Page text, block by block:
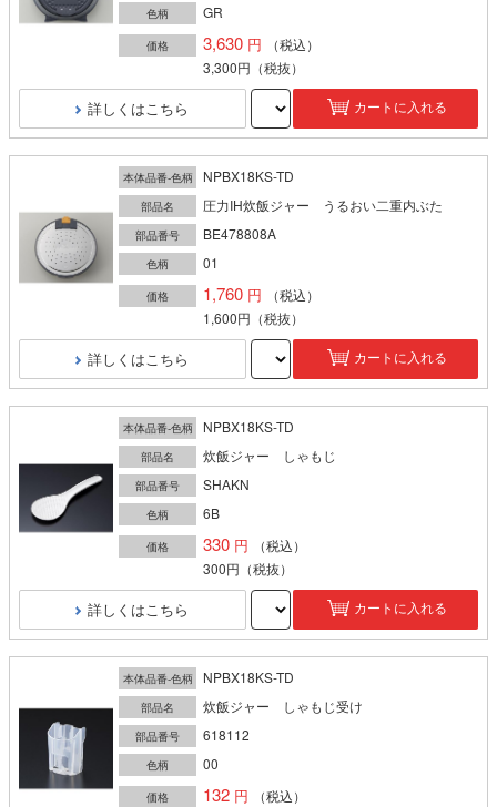
色柄 GR
価格 3,630
（税込）
3,300円 （税抜）
詳しくはこちら カートに入れる
本体品番-色柄 NPBX18KS-TD
部品名 圧力IH炊飯ジャー うるおい二重内ぶた
部品番号 BE478808A
色柄 01
価格 1,760
（税込）
1,600円 （税抜）
詳しくはこちら カートに入れる
本体品番-色柄 NPBX18KS-TD
部品名 炊飯ジャー しゃもじ
部品番号 SHAKN
色柄 6B
価格 330
（税込）
300円 （税抜）
詳しくはこちら カートに入れる
本体品番-色柄 NPBX18KS-TD
部品名 炊飯ジャー しゃもじ受け
部品番号 618112
色柄 00
価格 132
（税込）